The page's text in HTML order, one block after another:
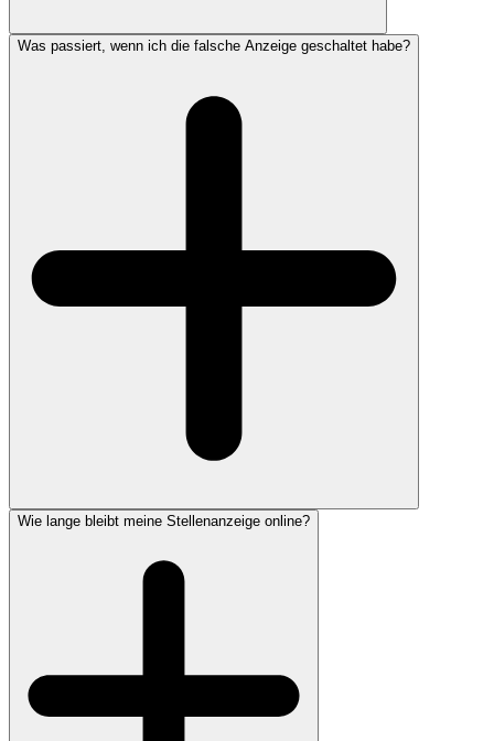
Was passiert, wenn ich die falsche Anzeige geschaltet habe?
Wie lange bleibt meine Stellenanzeige online?